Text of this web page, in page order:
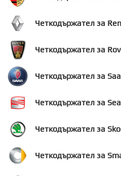
Четкодържател за
Четкодържател за
Четкодържател за
Четкодържател за
Четкодържател за
Четкодържател за